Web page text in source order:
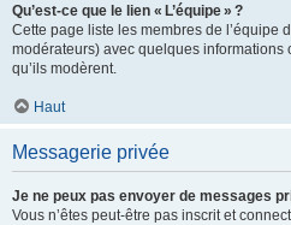
Qu’est-ce que le lien « L’équipe » ?
Cette page liste les membres de l’équipe
modérateurs) avec quelques informations
qu’ils modèrent.
Haut
Messagerie privée
Je ne peux pas envoyer de messages
Vous n’êtes peut-être pas inscrit et